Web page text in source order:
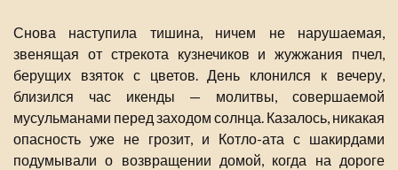
Снова наступила тишина, ничем не нарушаемая,
звенящая от стрекота кузнечиков и жужжания пчел,
берущих взяток с цветов. День клонился к вечеру,
близился час икенды — молитвы, совершаемой
мусульманами перед заходом солнца. Казалось, никакая
опасность уже не грозит, и Котло-ата с шакирдами
подумывали о возвращении домой, когда на дороге